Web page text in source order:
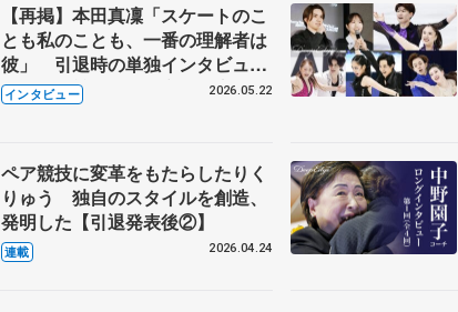
【再掲】本田真凜「スケートのこ
とも私のことも、一番の理解者は
彼」 引退時の単独インタビュー
で語った競技人生や家族、恋人、
これからの夢…
インタビュー 2026.05.22
ペア競技に変革をもたらしたりく
りゅう 独自のスタイルを創造、
発明した【引退発表後②】
連載 2026.04.24